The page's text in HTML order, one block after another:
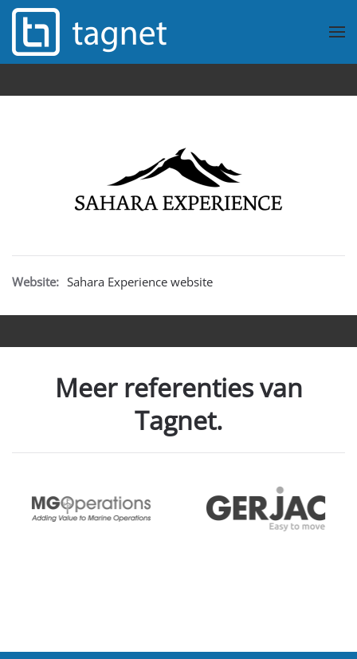
Overslaan en naar de inhoud gaan
Website: Sahara Experience website
Meer referenties van
Tagnet.